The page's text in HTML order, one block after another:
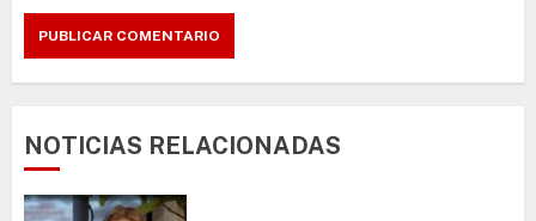
NOTICIAS RELACIONADAS